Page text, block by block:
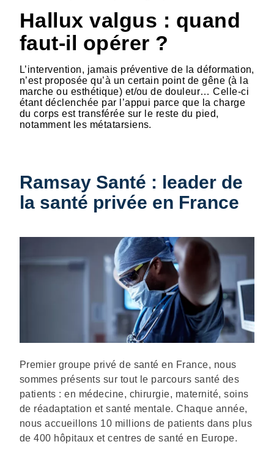
Hallux valgus : quand
faut-il opérer ?
L’intervention, jamais préventive de la déformation,
n’est proposée qu’à un certain point de gêne (à la
marche ou esthétique) et/ou de douleur… Celle-ci
étant déclenchée par l’appui parce que la charge
du corps est transférée sur le reste du pied,
notamment les métatarsiens.
Ramsay Santé : leader de
la santé privée en France
Description
Premier groupe privé de santé en France, nous
sommes présents sur tout le parcours santé des
patients : en médecine, chirurgie, maternité, soins
de réadaptation et santé mentale. Chaque année,
nous accueillons 10 millions de patients dans plus
de 400 hôpitaux et centres de santé en Europe.